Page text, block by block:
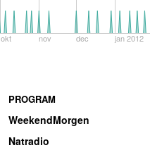
okt nov dec jan 2012
PROGRAM
WeekendMorgen
Natradio